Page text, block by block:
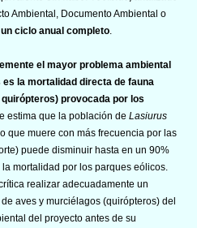
Ambiental, Documento Ambiental o
ciclo anual completo
el mayor problema ambiental
la mortalidad directa de fauna
provocada por los
estima que la población de Lasiurus
que muere con más frecuencia por las
puede disminuir hasta en un 90%
mortalidad por los parques eólicos.
realizar adecuadamente un
aves y murciélagos (quirópteros) del
del proyecto antes de su